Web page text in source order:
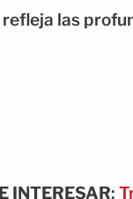
las
INTERESAR: